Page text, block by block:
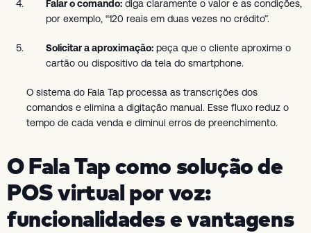
Falar o comando: diga claramente o valor e as condições,
por exemplo, “120 reais em duas vezes no crédito”.
Solicitar a aproximação: peça que o cliente aproxime o
cartão ou dispositivo da tela do smartphone.
O sistema do Fala Tap processa as transcrições dos
comandos e elimina a digitação manual. Esse fluxo reduz o
tempo de cada venda e diminui erros de preenchimento.
O Fala Tap como solução de
POS virtual por voz:
funcionalidades e vantagens